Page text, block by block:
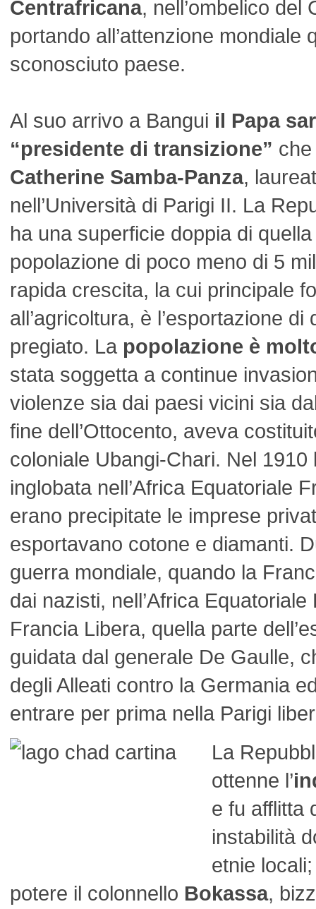
Centrafricana, nell’ombelico del
portando all’attenzione mondiale
sconosciuto paese.
Al suo arrivo a Bangui il Papa
“presidente di transizione”
Catherine Samba-Panza,
nell’Università di Parigi II. La
ha una superficie doppia di quella
popolazione di poco meno di 5
rapida crescita, la cui principale
all’agricoltura, è l’esportazione
pregiato. La popolazione è
stata soggetta a continue
violenze sia dai paesi vicini sia
fine dell’Ottocento, aveva
coloniale Ubangi-Chari. Nel
inglobata nell’Africa Equatoriale
erano precipitate le imprese
esportavano cotone e diamanti.
guerra mondiale, quando la
dai nazisti, nell’Africa
Francia Libera, quella parte
guidata dal generale De Gaulle,
degli Alleati contro la Germania
entrare per prima nella Parigi
La
ottenne l’
e fu afflitta
instabilità
etnie
potere il colonnello Bokassa,